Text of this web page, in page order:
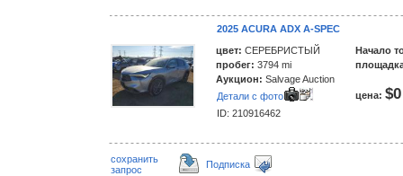
2025 ACURA ADX A-SPEC
цвет: СЕРЕБРИСТЫЙ
пробег: 3794 mi
Аукцион: Salvage Auction
Детали с фото
ID: 210916462
Начало
цена: $0
сохранить
запрос
Подписка